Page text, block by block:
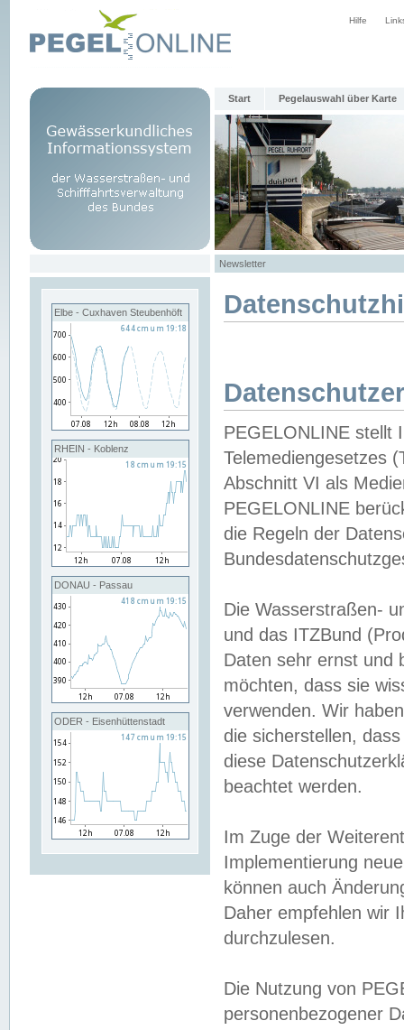
Hilfe
Start Pegelauswahl über Karte
Newsletter
Elbe - Cuxhaven Steubenhöft
RHEIN - Koblenz
DONAU - Passau
ODER - Eisenhüttenstadt
PEGELONLINE stellt
Telemediengesetzes
Abschnitt VI als
PEGELONLINE
die Regeln der
Die Wasserstraßen-
und das ITZBund
Daten sehr ernst und
möchten, dass sie
verwenden. Wir
die sicherstellen,
diese
beachtet werden.
Im Zuge der
Implementierung
können auch
Daher empfehlen wir
durchzulesen.
Die Nutzung von
personenbezogener